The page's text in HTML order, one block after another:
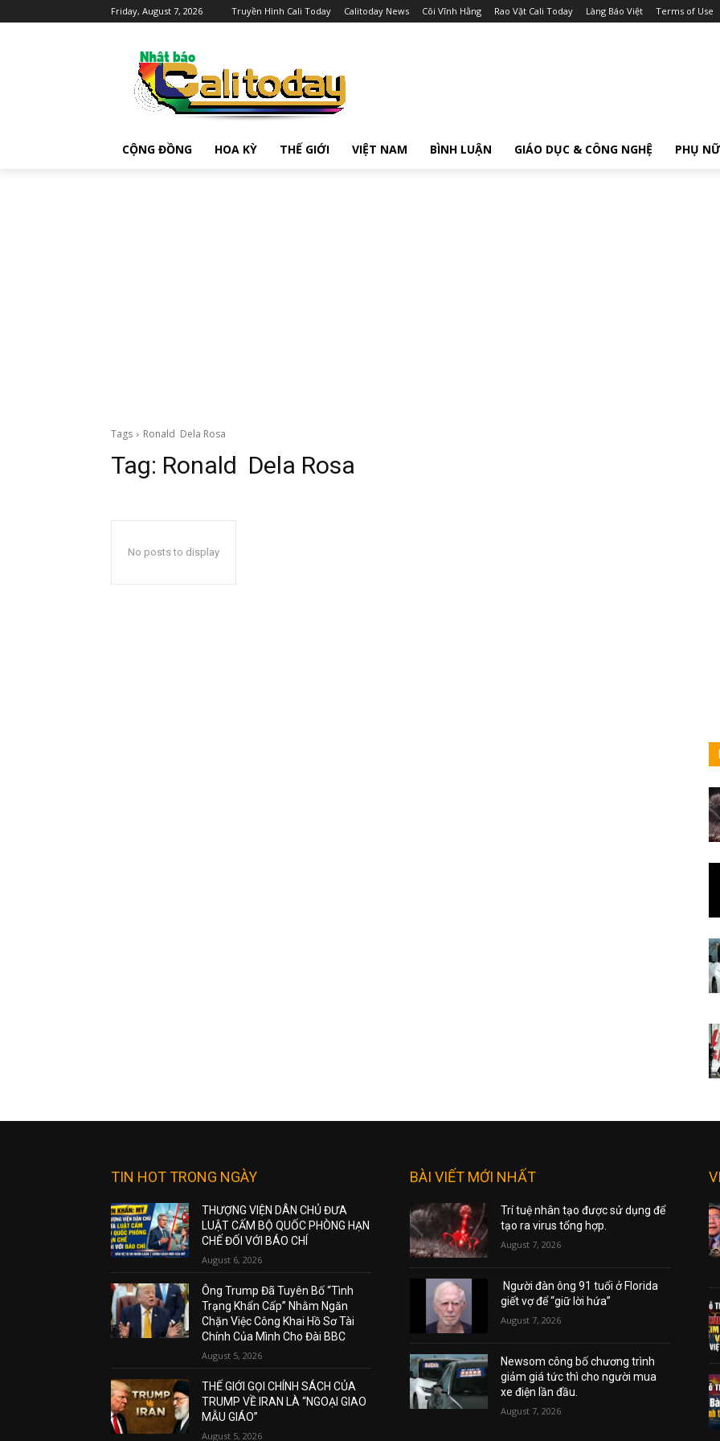
Friday, August 7, 2026 Truyền Hình Cali Today Calitoday News Cõi Vĩnh Hằng Rao Vặt Cali Today Làng Báo Việt Terms of Use
CỘNG ĐỒNG HOA KỲ THẾ GIỚI VIỆT NAM BÌNH LUẬN GIÁO DỤC & CÔNG NGHỆ PHỤ NỮ
Tags Ronald Dela Rosa
Tag: Ronald Dela Rosa
No posts to display
TIN HOT TRONG NGÀY
THƯỢNG VIỆN DÂN CHỦ ĐƯA
LUẬT CẤM BỘ QUỐC PHÒNG HẠN
CHẾ ĐỐI VỚI BÁO CHÍ
August 6, 2026
Ông Trump Đã Tuyên Bố “Tình
Trạng Khẩn Cấp” Nhằm Ngăn
Chặn Việc Công Khai Hồ Sơ Tài
Chính Của Mình Cho Đài BBC
August 5, 2026
THẾ GIỚI GỌI CHÍNH SÁCH CỦA
TRUMP VỀ IRAN LÀ “NGOẠI GIAO
MẪU GIÁO”
August 5, 2026
BÀI VIẾT MỚI NHẤT
Trí tuệ nhân tạo được sử dụng để
tạo ra virus tổng hợp.
August 7, 2026
Người đàn ông 91 tuổi ở Florida
giết vợ để “giữ lời hứa”
August 7, 2026
Newsom công bố chương trình
giảm giá tức thì cho người mua
xe điện lần đầu.
August 7, 2026